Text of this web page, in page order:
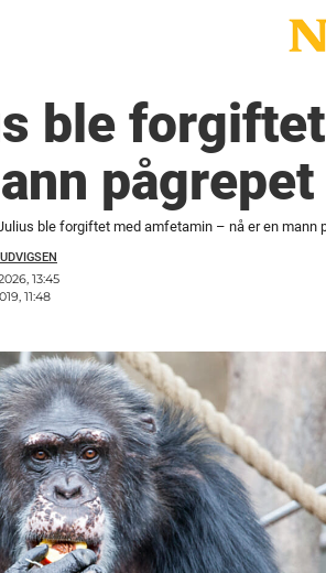
ble
pågrepet
ble forgiftet med amfetamin – nå er en mann
13:45
11:48